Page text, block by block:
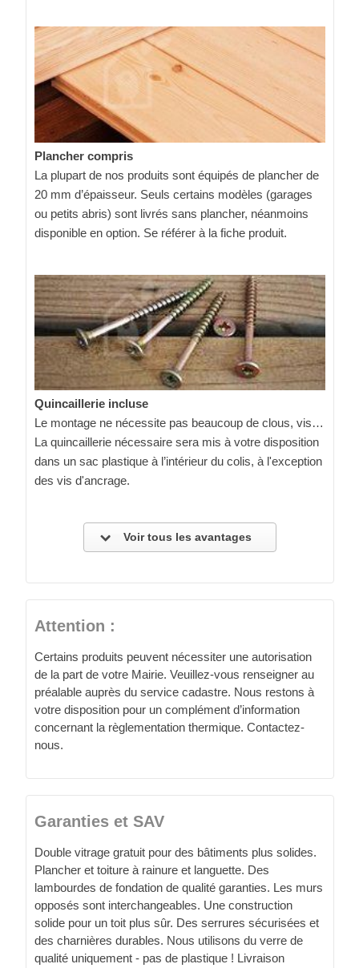
Plancher compris
La plupart de nos produits sont équipés de plancher de
20 mm d’épaisseur. Seuls certains modèles (garages
ou petits abris) sont livrés sans plancher, néanmoins
disponible en option. Se référer à la fiche produit.
Quincaillerie incluse
Le montage ne nécessite pas beaucoup de clous, vis…
La quincaillerie nécessaire sera mis à votre disposition
dans un sac plastique à l’intérieur du colis, à l'exception
des vis d'ancrage.
Voir tous les avantages
Attention :
Certains produits peuvent nécessiter une autorisation
de la part de votre Mairie. Veuillez-vous renseigner au
préalable auprès du service cadastre. Nous restons à
votre disposition pour un complément d’information
concernant la règlementation thermique. Contactez-
nous.
Garanties et SAV
Double vitrage gratuit pour des bâtiments plus solides.
Plancher et toiture à rainure et languette. Des
lambourdes de fondation de qualité garanties. Les murs
opposés sont interchangeables. Une construction
solide pour un toit plus sûr. Des serrures sécurisées et
des charnières durables. Nous utilisons du verre de
qualité uniquement - pas de plastique ! Livraison